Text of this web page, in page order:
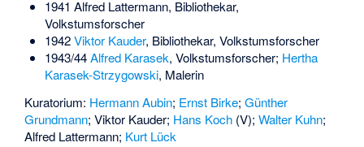
1941 Alfred Lattermann, Bibliothekar,
Volkstumsforscher
1942Viktor Kauder, Bibliothekar, Volkstumsforscher
1943/44Alfred Karasek, Volkstumsforscher; Hertha
Karasek-Strzygowski, Malerin
Kuratorium: Hermann Aubin; Ernst Birke;Günther
Grundmann; Viktor Kauder; Hans Koch (V);Walter Kuhn;
Alfred Lattermann; Kurt Lück